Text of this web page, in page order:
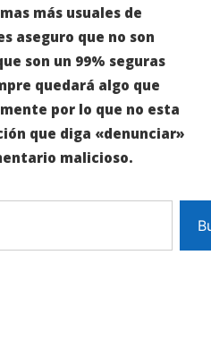
más usuales de
aseguro que no son
son un 99% seguras
quedará algo que
por lo que no esta
que diga «denunciar»
malicioso.